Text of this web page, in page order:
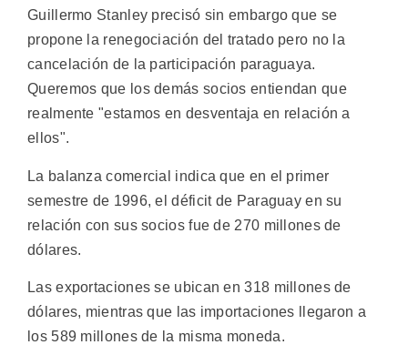
Guillermo Stanley precisó sin embargo que se
propone la renegociación del tratado pero no la
cancelación de la participación paraguaya.
Queremos que los demás socios entiendan que
realmente "estamos en desventaja en relación a
ellos".
La balanza comercial indica que en el primer
semestre de 1996, el déficit de Paraguay en su
relación con sus socios fue de 270 millones de
dólares.
Las exportaciones se ubican en 318 millones de
dólares, mientras que las importaciones llegaron a
los 589 millones de la misma moneda.